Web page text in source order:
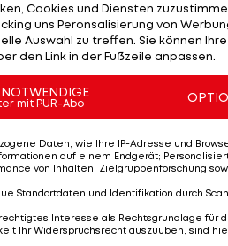
aufgerissen haben, zur
gehören zweifellos zu
zählt und dadurch ohnehin
nicht erwarten.
er mit einer Länge von 5,9
Zunft zählt.
Cookies und Diensten
uns Peronsalisierung von
Auswahl zu treffen. Sie können
den Link in der Fußzeile anpassen.
mit PUR-Abo
Daten, wie Ihre IP-Adresse und
auf einem Endgerät;
von Inhalten, Zielgruppenforschung
Standortdaten und Identifikation durch
Interesse als Rechtsgrundlage für
Ihr Widerspruchsrecht auszuüben, sind